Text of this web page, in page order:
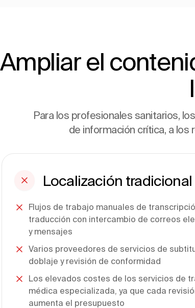
Ampliar el
Para los profesionales sanitarios,
de información crítica, a los
Localización tradicional
Flujos de trabajo manuales de
traducción con intercambio de correos
y mensajes
Varios proveedores de servicios de
doblaje y revisión de conformidad
Los elevados costes de los servicios de
médica especializada, ya que cada
aumenta el presupuesto